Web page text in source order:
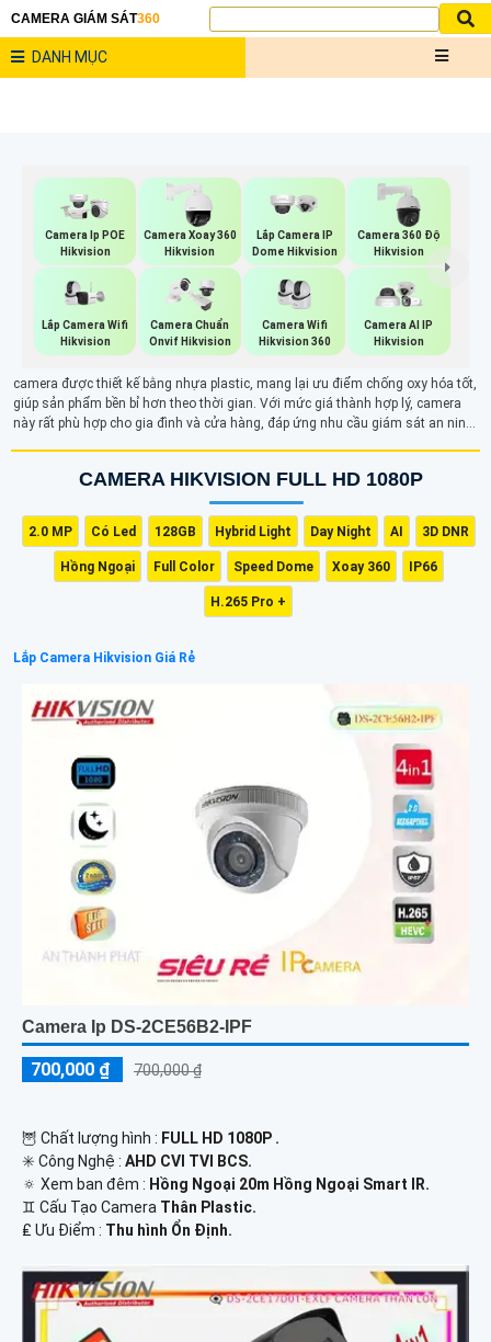
CAMERA GIÁM SÁT360
DANH MỤC
Camera Ip POE
Hikvision
Camera Xoay 360
Hikvision
Lắp Camera IP
Dome Hikvision
Camera 360 Độ
Hikvision
Lắp Camera Wifi
Hikvision
Camera Chuẩn
Onvif Hikvision
Camera Wifi
Hikvision 360
Camera AI IP
Hikvision
camera được thiết kế bằng nhựa plastic, mang lại ưu điểm chống oxy hóa tốt,
giúp sản phẩm bền bỉ hơn theo thời gian. Với mức giá thành hợp lý, camera
này rất phù hợp cho gia đình và cửa hàng, đáp ứng nhu cầu giám sát an ninh
bảo vệ đáng tin cậy.CAMERA HIKVISION FULL HD 1080P
2.0 MP Có Led 128GB Hybrid Light Day Night AI 3D DNR
Hồng Ngoại Full Color Speed Dome Xoay 360 IP66
H.265 Pro +
Lắp Camera Hikvision Giá Rẻ
Camera Ip DS-2CE56B2-IPF
700,000 ₫ 700,000 ₫
🦉 Chất lượng hình : FULL HD 1080P .
✳️ Công Nghệ : AHD CVI TVI BCS.
🔅 Xem ban đêm : Hồng Ngoại 20m Hồng Ngoại Smart IR.
♊ Cấu Tạo Camera Thân Plastic.
️₤ Ưu Điểm : Thu hình Ổn Định.